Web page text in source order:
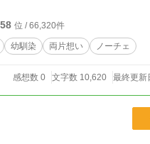
いを諦めようとするが、突然現れ
──？ 誰がどう見ても両片思いな二人がお願いをきっかけ
位 / 66,320件
幼馴染 両片想い ノーチェ
感想数 0 文字数 10,620 最終更新